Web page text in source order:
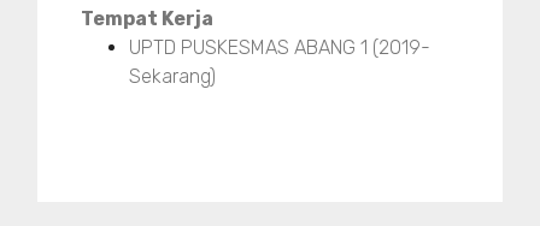
Tempat Kerja
UPTD PUSKESMAS ABANG 1 (2019-
Sekarang)